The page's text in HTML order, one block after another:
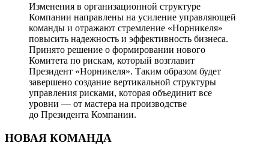
Изменения в организационной структуре
Компании направлены на усиление управляющей
команды и отражают стремление «Норникеля»
повысить надежность и эффективность бизнеса.
Принято решение о формировании нового
Комитета по рискам, который возглавит
Президент «Норникеля». Таким образом будет
завершено создание вертикальной структуры
управления рисками, которая объединит все
уровни — от мастера на производстве
до Президента Компании.
НОВАЯ КОМАНДА